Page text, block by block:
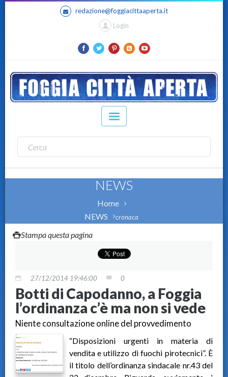
redazione@foggiacittaaperta.it
Login
NEWS
Home
NEWS
cronaca
Stampa questa pagina
27/12/2014 19:46:00 0
Botti di Capodanno, a Foggia
l’ordinanza c’è ma non si vede
Niente consultazione online del provvedimento
“Disposizioni urgenti in materia di
vendita e utilizzo di fuochi pirotecnici”. È
il titolo dell’ordinanza sindacale nr.43 del